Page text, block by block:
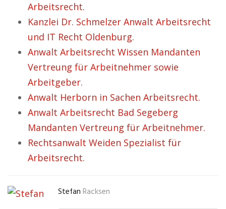
Arbeitsrecht.
Kanzlei Dr. Schmelzer Anwalt Arbeitsrecht
und IT Recht Oldenburg.
Anwalt Arbeitsrecht Wissen Mandanten
Vertreung für Arbeitnehmer sowie
Arbeitgeber.
Anwalt Herborn in Sachen Arbeitsrecht.
Anwalt Arbeitsrecht Bad Segeberg
Mandanten Vertreung für Arbeitnehmer.
Rechtsanwalt Weiden Spezialist für
Arbeitsrecht.
Stefan Racksen